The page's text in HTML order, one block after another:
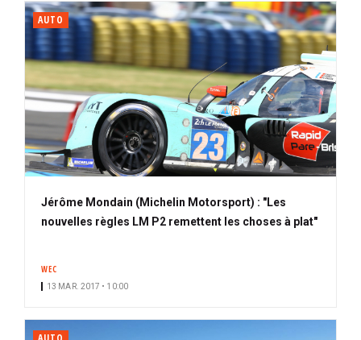
AUTO
Jérôme Mondain (Michelin Motorsport) : "Les
nouvelles règles LM P2 remettent les choses à plat"
WEC
13 MAR. 2017 • 10:00